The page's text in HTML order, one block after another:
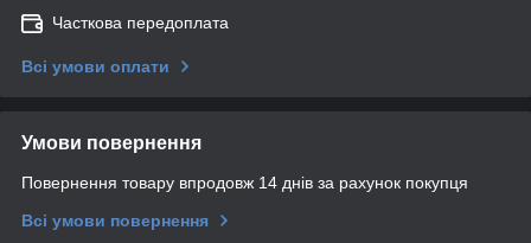
Часткова передоплата
Всі умови оплати
Умови повернення
Повернення товару впродовж 14 днів за рахунок покупця
Всі умови повернення